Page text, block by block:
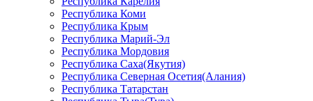
Республика Коми
Республика Крым
Республика Марий-Эл
Республика Мордовия
Республика Саха(Якутия)
Республика Северная Осетия(Алания)
Республика Татарстан